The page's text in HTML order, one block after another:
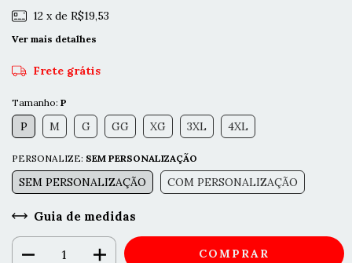
12 x de R$19,53
Ver mais detalhes
Frete grátis
Tamanho: P
P M G GG XG 3XL 4XL
PERSONALIZE: SEM PERSONALIZAÇÃO
SEM PERSONALIZAÇÃO COM PERSONALIZAÇÃO
Guia de medidas